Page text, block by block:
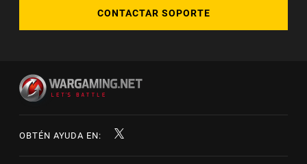
CONTACTAR SOPORTE
OBTÉN AYUDA EN: